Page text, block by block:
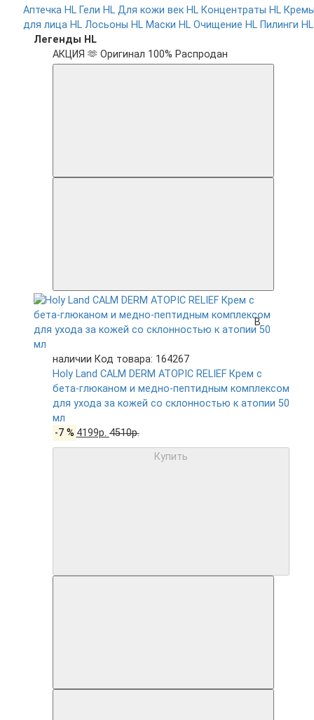
Аптечка HL Гели HL Для кожи век HL Концентраты HL
для лица HL Лосьоны HL Маски HL Очищение HL Пилинги HL
Легенды HL
АКЦИЯ 🫶 Оригинал 100% Распродан
В
наличии Код товара: 164267
Holy Land CALM DERM ATOPIC RELIEF Крем с
бета-глюканом и медно-пептидным комплексом
для ухода за кожей со склонностью к атопии 50
мл
-7 % 4199р.4510р.
Купить